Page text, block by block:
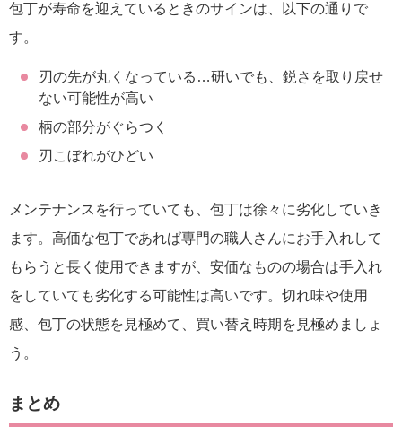
包丁が寿命を迎えているときのサインは、以下の通りで
す。
刃の先が丸くなっている…研いでも、鋭さを取り戻せ
ない可能性が高い
柄の部分がぐらつく
刃こぼれがひどい
メンテナンスを行っていても、包丁は徐々に劣化していき
ます。高価な包丁であれば専門の職人さんにお手入れして
もらうと長く使用できますが、安価なものの場合は手入れ
をしていても劣化する可能性は高いです。切れ味や使用
感、包丁の状態を見極めて、買い替え時期を見極めましょ
う。
まとめ